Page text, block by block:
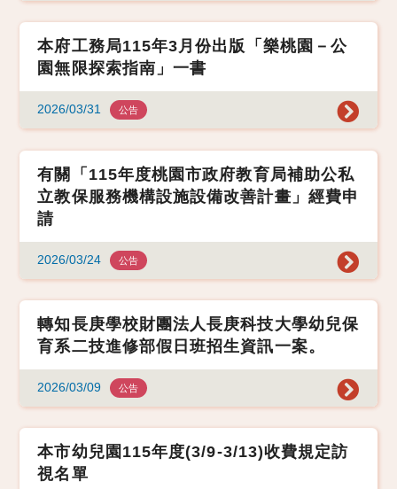
本府工務局115年3月份出版「樂桃園－公
園無限探索指南」一書
2026/03/31 公告
有關「115年度桃園市政府教育局補助公私
立教保服務機構設施設備改善計畫」經費申
請
2026/03/24 公告
轉知長庚學校財團法人長庚科技大學幼兒保
育系二技進修部假日班招生資訊一案。
2026/03/09 公告
本市幼兒園115年度(3/9-3/13)收費規定訪
視名單